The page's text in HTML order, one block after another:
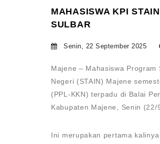
MAHASISWA KPI
SULBAR
Senin, 22 September 2025
Majene – Mahasiswa
Negeri (STAIN) Majene
(PPL-KKN) terpadu di Balai
Kabupaten Majene, Senin (22/
Ini merupakan pertama